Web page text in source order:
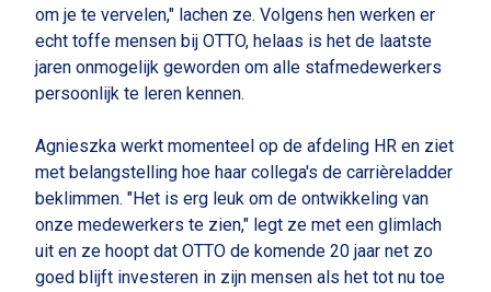
om je te vervelen," lachen ze. Volgens hen werken er
echt toffe mensen bij OTTO, helaas is het de laatste
jaren onmogelijk geworden om alle stafmedewerkers
persoonlijk te leren kennen.
Agnieszka werkt momenteel op de afdeling HR en ziet
met belangstelling hoe haar collega's de carrièreladder
beklimmen. "Het is erg leuk om de ontwikkeling van
onze medewerkers te zien," legt ze met een glimlach
uit en ze hoopt dat OTTO de komende 20 jaar net zo
goed blijft investeren in zijn mensen als het tot nu toe